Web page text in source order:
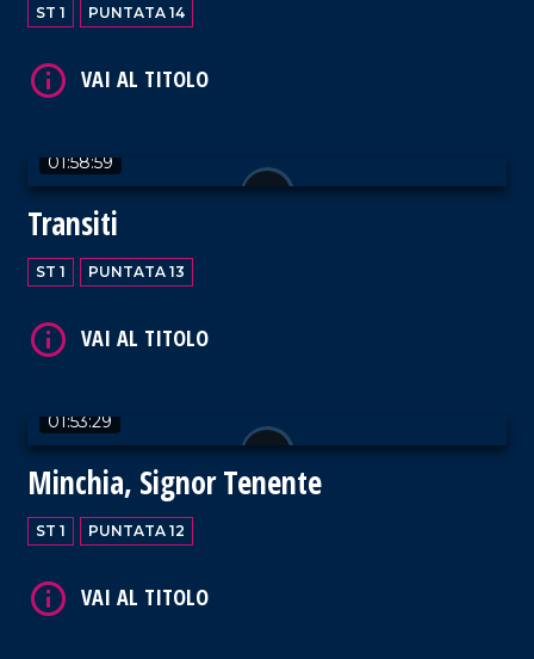
ST 1 PUNTATA 14
01:58:59
Transiti
ST 1 PUNTATA 13
01:53:29
Minchia, Signor Tenente
ST 1 PUNTATA 12
VAI AL TITOLO
VAI AL TITOLO